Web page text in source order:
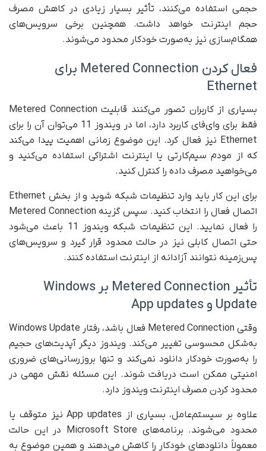
حجمی استفاده می‌کنند، تأثیر بسیار زیادی در کاهش مصرف
حجم اینترنت خواهد داشت. همچنین برخی سرویس‌های
همگام‌سازی نیز به‌صورت خودکار محدود می‌شوند.
فعال کردن Metered Connection برای
Ethernet
بسیاری از کاربران تصور می‌کنند قابلیت Metered Connection
فقط برای وای‌فای کاربرد دارد، اما در ویندوز 11 می‌توان آن را برای
Ethernet نیز فعال کرد. این موضوع زمانی اهمیت پیدا می‌کند
که از مودم سیم‌کارتی یا اینترنت اشتراکی استفاده می‌کنید و
می‌خواهید مصرف داده را کنترل کنید.
برای این کار باید وارد تنظیمات شبکه شوید و از بخش Ethernet
اتصال فعال را انتخاب کنید. سپس گزینه Metered Connection
را فعال نمایید. این تنظیمات شبکه ویندوز 11 باعث می‌شود
حتی اتصال کابلی نیز در حالت محدود قرار گیرد و سرویس‌های
پس‌زمینه نتوانند آزادانه از اینترنت استفاده کنند.
تأثیر Metered Connection بر Windows
Update و App updates
وقتی Metered Connection فعال باشد، رفتار Windows Update
به‌شکل محسوسی تغییر می‌کند. ویندوز دیگر آپدیت‌های حجیم
را به‌صورت خودکار دانلود نمی‌کند و تنها بروزرسانی‌های ضروری
امنیتی ممکن است دریافت شوند. این مسئله نقش مهمی در
محدود کردن مصرف اینترنت ویندوز دارد.
علاوه بر سیستم‌عامل، بسیاری از App updates نیز متوقف یا
محدود می‌شوند. برنامه‌های Microsoft Store در این حالت
معمولاً دانلودهای خودکار را کاهش می‌دهند و همین موضوع به